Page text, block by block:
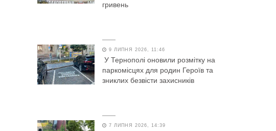
гривень
9 ЛИПНЯ 2026, 11:46
У Тернополі оновили розмітку на
паркомісцях для родин Героїв та
зниклих безвісти захисників
7 ЛИПНЯ 2026, 14:39